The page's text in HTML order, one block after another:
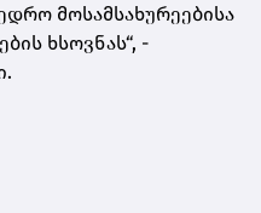
მოსამსახურეებისა
ხსოვნას“, -